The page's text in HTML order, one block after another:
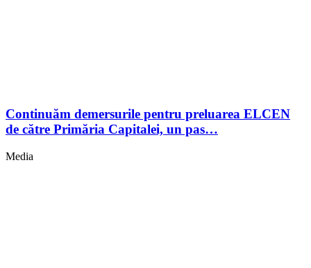
Continuăm demersurile pentru preluarea ELCEN
de către Primăria Capitalei, un pas…
Media